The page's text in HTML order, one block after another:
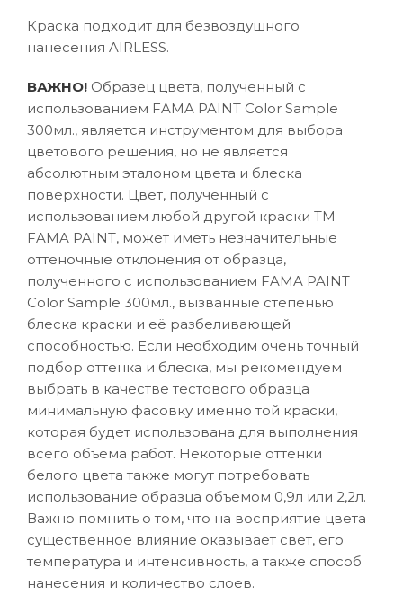
Краска подходит для безвоздушного
нанесения AIRLESS.
ВАЖНО! Образец цвета, полученный с
использованием FAMA PAINT Color Sample
300мл., является инструментом для выбора
цветового решения, но не является
абсолютным эталоном цвета и блеска
поверхности. Цвет, полученный с
использованием любой другой краски ТМ
FAMA PAINT, может иметь незначительные
оттеночные отклонения от образца,
полученного с использованием FAMA PAINT
Color Sample 300мл., вызванные степенью
блеска краски и её разбеливающей
способностью. Если необходим очень точный
подбор оттенка и блеска, мы рекомендуем
выбрать в качестве тестового образца
минимальную фасовку именно той краски,
которая будет использована для выполнения
всего объема работ. Некоторые оттенки
белого цвета также могут потребовать
использование образца объемом 0,9л или 2,2л.
Важно помнить о том, что на восприятие цвета
существенное влияние оказывает свет, его
температура и интенсивность, а также способ
нанесения и количество слоев.